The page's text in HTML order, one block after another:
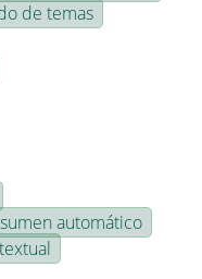
de temas
automático